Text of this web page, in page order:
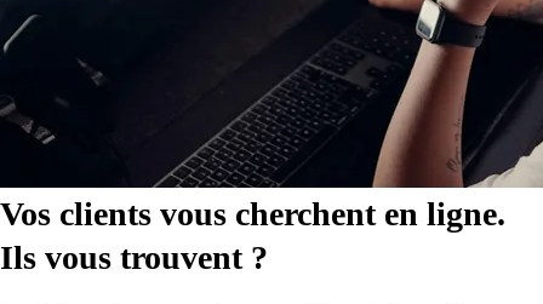
Vos clients vous cherchent en ligne.
Ils vous trouvent ?